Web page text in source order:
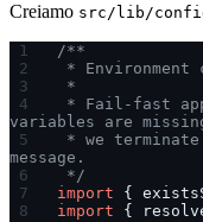
Creiamo src/lib/
/**
*
*
* Fail-fast
variables are
* we
message.
*/
import {
import {